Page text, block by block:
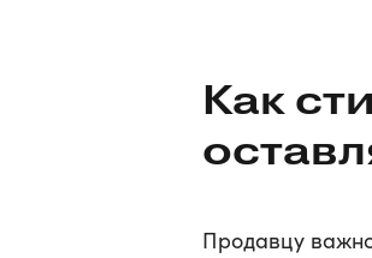
Как
Продавцу